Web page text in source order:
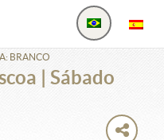
BRANCO
| Sábado